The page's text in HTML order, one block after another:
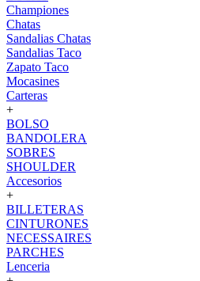
Championes
Chatas
Sandalias Chatas
Sandalias Taco
Zapato Taco
Mocasines
Carteras
+
BOLSO
BANDOLERA
SOBRES
SHOULDER
Accesorios
+
BILLETERAS
CINTURONES
NECESSAIRES
PARCHES
Lenceria